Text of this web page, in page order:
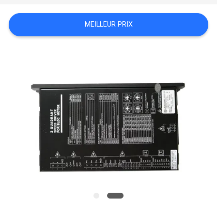
TOUS
LES
DEMANDE
SOUMISSION
MEILLEUR PRIX